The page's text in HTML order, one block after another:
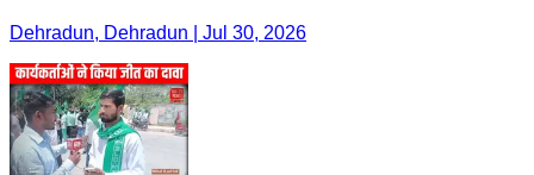
Dehradun, Dehradun | Jul 30, 2026